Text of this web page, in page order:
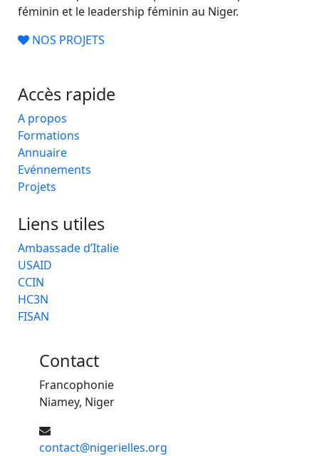
féminin et le leadership féminin au Niger.
NOS PROJETS
Accès rapide
A propos
Formations
Annuaire
Evénnements
Projets
Liens utiles
Ambassade d’Italie
USAID
CCIN
HC3N
FISAN
Contact
Francophonie
Niamey, Niger
contact@nigerielles.org